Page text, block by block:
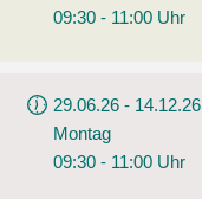
09:30 - 11:00 Uhr
29.06.26 - 14.12.26
Montag
09:30 - 11:00 Uhr